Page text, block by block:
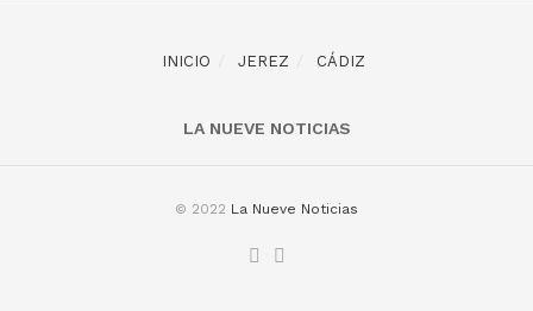
INICIO JEREZ CÁDIZ
LA NUEVE NOTICIAS
© 2022 La Nueve Noticias